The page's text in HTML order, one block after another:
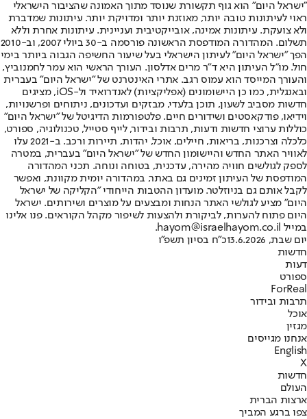
"ישראל היום" הוא גוף תקשורת שנוסד מתוך האמונה שהציבור הישראלי
ראוי לעיתונות טובה יותר, מאוזנת יותר ומדויקת יותר. עיתונות שמדברת
ולא צועקת. עיתונות אמינה, אובייקטיבית ועניינית. עיתונות אחרת וללא
תשלום. המהדורה המודפסת הראשונה פורסמה ב-30 ביולי 2007, וב-2010
הפך "ישראל היום" לעיתון הישראלי בעל שיעור החשיפה הגבוה ביותר בימי
חול. מו"ל העיתון היא ד"ר מרים אדלסון. העורך הראשי הוא עמר לחמנוביץ,
והעורך המייסד הוא עמוס רגב. אתרי האינטרנט של "ישראל היום" בעברית
ובאנגלית, כמו כן היישומונים (אפליקציות) לאנדרואיד ול-iOS, מציגים
חדשות מסביב לשעון, תוכן בלעדי, מבזקים ועדכונים, ניתוחים ופרשנויות,
וידיאו, פודקאסטים ושידורים חיים. פלטפורמות הדיגיטל של "ישראל היום"
כוללות ערוצי חדשות ודעות, תרבות ובידור, לייף סטייל, טכנולוגיה, ספורט,
כלכלה וצרכנות, בריאות, חיילים, אוכל, יהדות, תיירות ורכב. ב-2021 עלו
לאוויר האתר החדש והיישומון החדש של "ישראל היום" בעברית, במטרה
לספק לגולשים חוויה מהירה, עדכנית, בטוחה ונוחה. תכני המהדורה
המודפסת של העיתון זמינים גם באתר, במהדורה יומית מקוונת, ואפשר
לקבל אותם גם בניוזלטר. מועדון ההטבות הייחודי "הקליקה של ישראל
היום" מציע לגולשי האתר הנחות ומבצעים על מוצרים ושירותים. ישראל
היום פתוח להערות, לביקורת ולהצעות לשיפור מקהל הקוראים. פנו אלינו
במייל hayom@israelhayom.co.il.
יום שבת, 13.6.2026
כ"ח בסיון תשפ"ו
חדשות
דעות
ספורט
ForReal
תרבות ובידור
אוכל
מגזין
אנחנו מגייסים
English
X
חדשות
העולם
ארצות הברית
צפו ברגע המביך